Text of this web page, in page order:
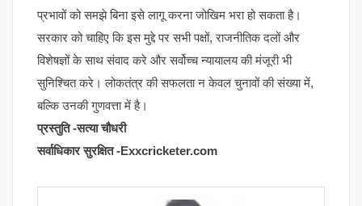
प्रभावों को समझे बिना इसे लागू करना जोखिम भरा हो सकता है।
सरकार को चाहिए कि इस मुद्दे पर सभी पक्षों, राजनीतिक दलों और
विशेषज्ञों के साथ संवाद करे और सर्वोच्च न्यायालय की मंजूरी भी
सुनिश्चित करे। लोकतंत्र की सफलता न केवल चुनावों की संख्या में,
बल्कि उनकी गुणवत्ता में है।
प्रस्तुति -सत्या चौधरी
सर्वाधिकार सुरक्षित -Exxcricketer.com